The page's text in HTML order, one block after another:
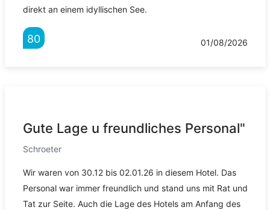
direkt an einem idyllischen See.
80 01/08/2026
Gute Lage u freundliches Personal"
Schroeter
Wir waren von 30.12 bis 02.01.26 in diesem Hotel. Das
Personal war immer freundlich und stand uns mit Rat und
Tat zur Seite. Auch die Lage des Hotels am Anfang des